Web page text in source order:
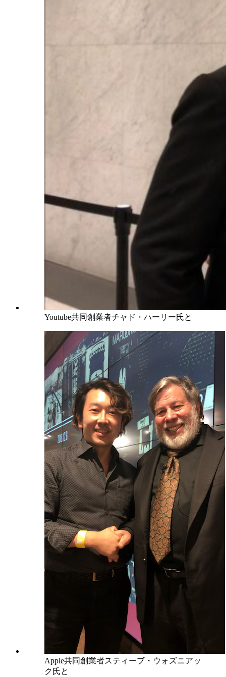
Youtube共同創業者チャド・ハーリー氏と
Apple共同創業者スティーブ・ウォズニアッ
ク氏と